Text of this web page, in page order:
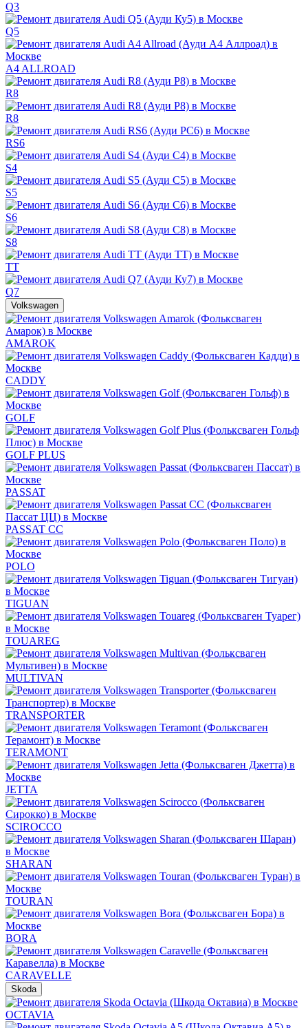
Q3
Q5
A4 ALLROAD
R8
R8
RS6
S4
S5
S6
S8
TT
Q7
Volkswagen
AMAROK
CADDY
GOLF
GOLF PLUS
PASSAT
PASSAT CC
POLO
TIGUAN
TOUAREG
MULTIVAN
TRANSPORTER
TERAMONT
JETTA
SCIROCCO
SHARAN
TOURAN
BORA
CARAVELLE
Skoda
OCTAVIA